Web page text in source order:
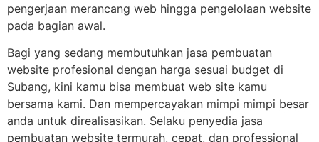
pengerjaan merancang web hingga pengelolaan website
pada bagian awal.
Bagi yang sedang membutuhkan jasa pembuatan
website profesional dengan harga sesuai budget di
Subang, kini kamu bisa membuat web site kamu
bersama kami. Dan mempercayakan mimpi mimpi besar
anda untuk direalisasikan. Selaku penyedia jasa
pembuatan website termurah, cepat, dan professional